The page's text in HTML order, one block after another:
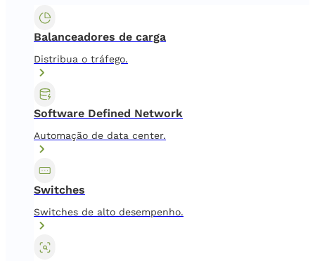
Balanceadores de carga
Distribua o tráfego.
Software Defined Network
Automação de data center.
Switches
Switches de alto desempenho.